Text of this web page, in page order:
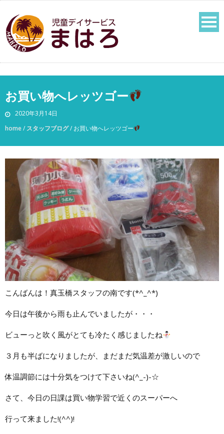
お買い物へレッツゴー
2020年3月14日
home/ スタッフブログ/ お買い物へレッツゴー
こんばんは！真玉橋スタッフの南です(*^_^*)
今日は午後から雨も止んでいましたが・・・
ビューっと吹く風がとても冷たく感じましたね
３月も半ばになりましたが、まだまだ気温差が激しいので
体温調節には十分気をつけて下さいね(^_-)-☆
さて、今日の日課は買い物学習で近くのスーパーへ
行って来ました!(^^)!